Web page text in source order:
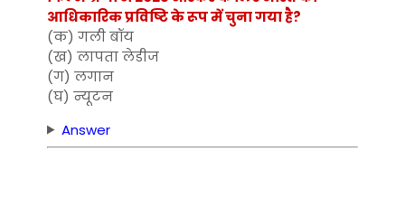
आधिकारिक प्रविष्टि के रूप में चुना गया है?
(क) गली बॉय
(ख) लापता लेडीज
(ग) लगान
(घ) न्यूटन
Answer